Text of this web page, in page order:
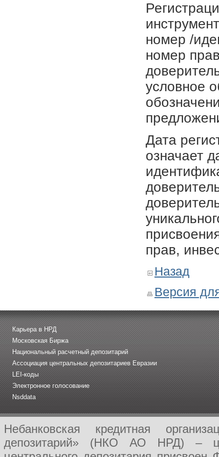
номер /
номер
условное
Дата
означает
прав,
Назад
Версия
Карьера в НРД
Московская Биржа
Национальный расчетный депозитарий
Ассоциация центральных депозитариев Евразии
LEI-коды
Электронное голосование
Nsddata
Небанковская кредитная
депозитарий» (НКО АО НРД) –